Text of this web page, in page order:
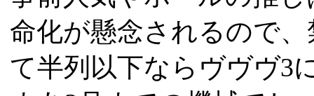
命化が懸念されるので
て半列以下ならヴヴヴ3